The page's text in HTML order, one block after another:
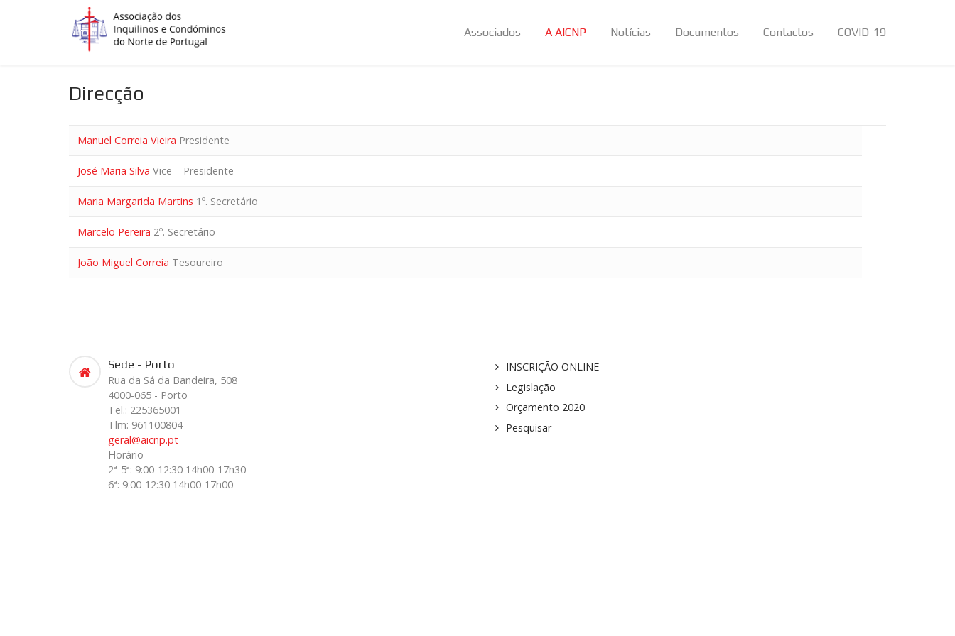
Associados A AICNP Notícias Documentos Contactos COVID-19
Direcção
Manuel Correia Vieira Presidente
José Maria Silva Vice – Presidente
Maria Margarida Martins 1º. Secretário
Marcelo Pereira 2º. Secretário
João Miguel Correia Tesoureiro
Sede - Porto
Rua da Sá da Bandeira, 508
4000-065 - Porto
Tel.: 225365001
Tlm: 961100804
geral@aicnp.pt
Horário
2ª-5ª: 9:00-12:30 14h00-17h30
6ª: 9:00-12:30 14h00-17h00
INSCRIÇÃO ONLINE
Legislação
Orçamento 2020
Pesquisar